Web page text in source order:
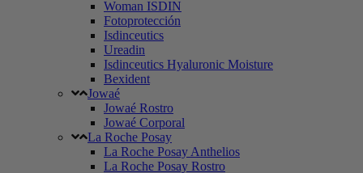
Woman ISDIN
Fotoprotección
Isdinceutics
Ureadin
Isdinceutics Hyaluronic Moisture
Bexident
Jowaé
Jowaé Rostro
Jowaé Corporal
La Roche Posay
La Roche Posay Anthelios
La Roche Posay Rostro